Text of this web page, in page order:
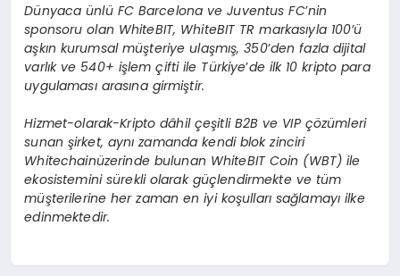
Dünyaca ünlü FC Barcelona ve Juventus FC’nin
sponsoru olan WhiteBIT, WhiteBIT TR markasıyla 100’ü
aşkın kurumsal müşteriye ulaşmış, 350’den fazla dijital
varlık ve 540+ işlem çifti ile Türkiye’de ilk 10 kripto para
uygulaması arasına girmiştir.
Hizmet-olarak-Kripto dâhil çeşitli B2B ve VIP çözümleri
sunan şirket, aynı zamanda kendi blok zinciri
Whitechainüzerinde bulunan WhiteBIT Coin (WBT) ile
ekosistemini sürekli olarak güçlendirmekte ve tüm
müşterilerine her zaman en iyi koşulları sağlamayı ilke
edinmektedir.